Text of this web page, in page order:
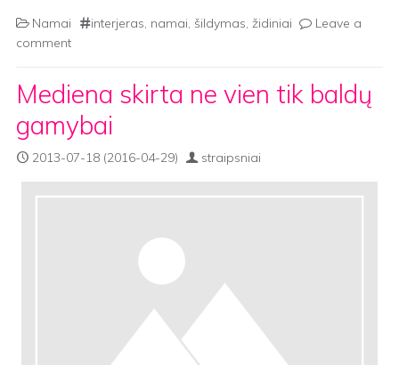
Namai interjeras, namai, šildymas, židiniai
Leave a
comment
Mediena skirta ne vien tik baldų
gamybai
2013-07-18 (2016-04-29) straipsniai